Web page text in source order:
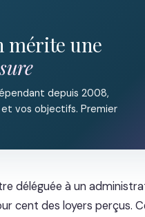
mérite une
depuis 2008,
vos objectifs. Premier
déléguée à un
cent des loyers perçus.